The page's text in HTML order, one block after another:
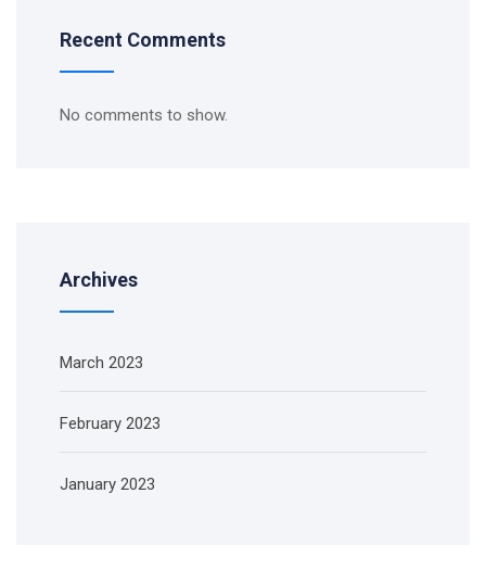
Recent Comments
No comments to show.
Archives
March 2023
February 2023
January 2023